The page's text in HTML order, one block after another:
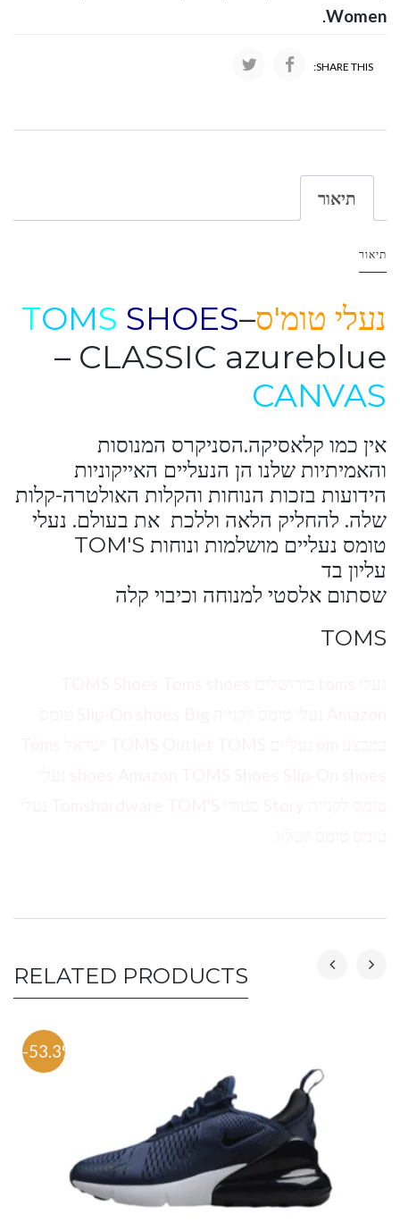
Women
.
SHARE THIS:
תיאור
תיאור
נעלי טומ'ס–
TOMS SHOES
– CLASSIC azureblue
CANVAS
אין כמו קלאסיקה.הסניקרס המנוסות
והאמיתיות שלנו הן הנעליים האייקוניות
הידועות בזכות הנוחות והקלות האולטרה-קלות
שלה. להחליק הלאה וללכת את בעולם. נעלי
טומס נעליים מושלמות ונוחות TOM'S
עליון בד
שסתום אלסטי למנוחה וכיבוי קלה
TOMS
RELATED PRODUCTS
-53.3%